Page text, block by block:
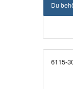
Du
6115-